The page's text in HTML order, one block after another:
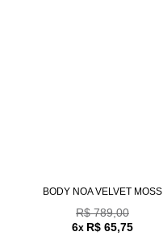
BODY NOA VELVET MOSS
R$ 789,00
6x R$ 65,75